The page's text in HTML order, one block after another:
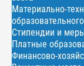
Материально-
Стипендии и
Платные
Финансово-